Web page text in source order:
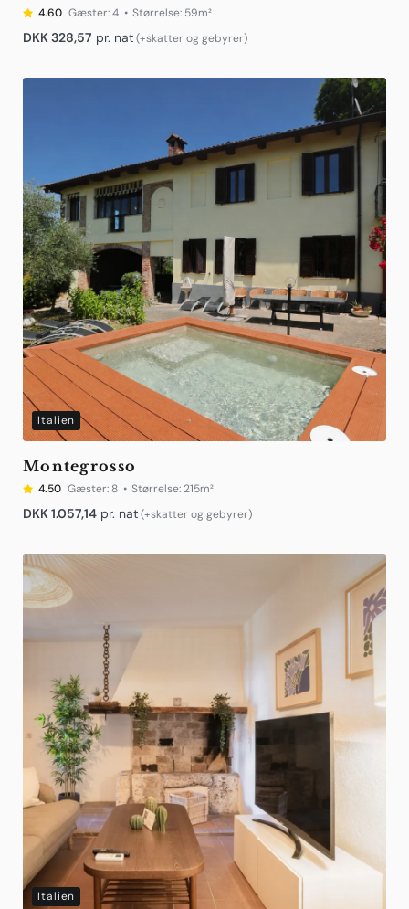
4.60 Gæster:4 Størrelse: 59m²
DKK328,57 pr. nat(+skatter og gebyrer)
Italien
Montegrosso
4.50 Gæster: 8 Størrelse:215m²
DKK1.057,14 pr. nat(+skatter og gebyrer)
Italien